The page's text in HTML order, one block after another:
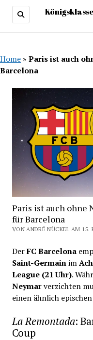
Home » Paris ist auch
Barcelona
Paris ist auch ohne
für Barcelona
VON ANDRÉ NÜCKEL AM 15.
DerFC Barcelona
Saint-Germainim
League (21 Uhr).
Neymarverzichten
einen ähnlich
La Remontada:
Coup